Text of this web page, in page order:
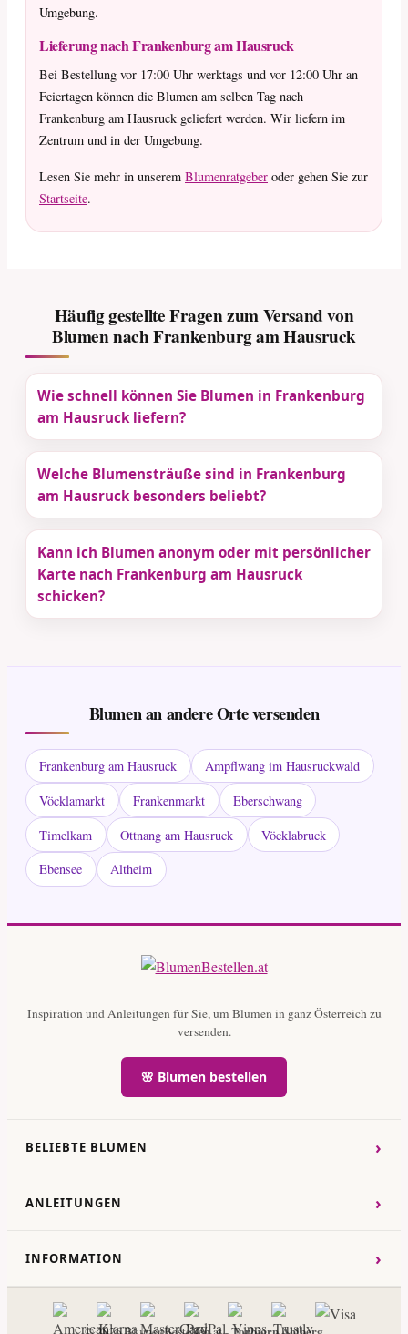
Umgebung.
Lieferung nach Frankenburg am Hausruck
Bei Bestellung vor 17:00 Uhr werktags und vor 12:00 Uhr an
Feiertagen können die Blumen am selben Tag nach
Frankenburg am Hausruck geliefert werden. Wir liefern im
Zentrum und in der Umgebung.
Lesen Sie mehr in unserem Blumenratgeber oder gehen Sie zur
Startseite.
Häufig gestellte Fragen zum Versand von
Blumen nach Frankenburg am Hausruck
Wie schnell können Sie Blumen in Frankenburg
am Hausruck liefern?
Welche Blumensträuße sind in Frankenburg
am Hausruck besonders beliebt?
Kann ich Blumen anonym oder mit persönlicher
Karte nach Frankenburg am Hausruck
schicken?
Blumen an andere Orte versenden
Frankenburg am Hausruck
Ampflwang im Hausruckwald
Vöcklamarkt
Frankenmarkt
Eberschwang
Timelkam
Ottnang am Hausruck
Vöcklabruck
Ebensee
Altheim
Inspiration und Anleitungen für Sie, um Blumen in ganz Österreich zu
versenden.
🌸 Blumen bestellen
BELIEBTE BLUMEN ›
ANLEITUNGEN ›
INFORMATION ›
Torbjorn Ahlberg